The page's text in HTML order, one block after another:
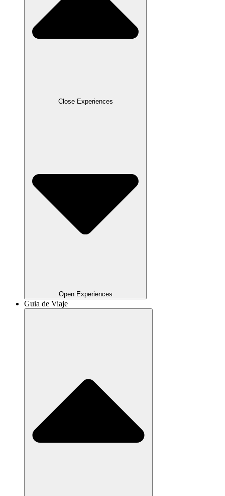
Close Experiences
Open Experiences
Guia de Viaje